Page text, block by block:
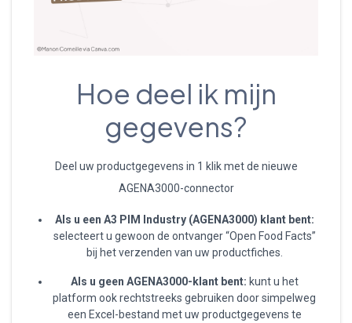
Hoe deel ik mijn
gegevens?
Deel uw productgegevens in 1 klik met de nieuwe
AGENA3000-connector
Als u een A3 PIM Industry (AGENA3000) klant bent:
selecteert u gewoon de ontvanger “Open Food Facts”
bij het verzenden van uw productfiches.
Als u geen AGENA3000-klant bent: kunt u het
platform ook rechtstreeks gebruiken door simpelweg
een Excel-bestand met uw productgegevens te